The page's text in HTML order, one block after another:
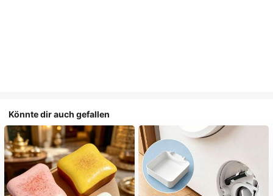
Könnte dir auch gefallen